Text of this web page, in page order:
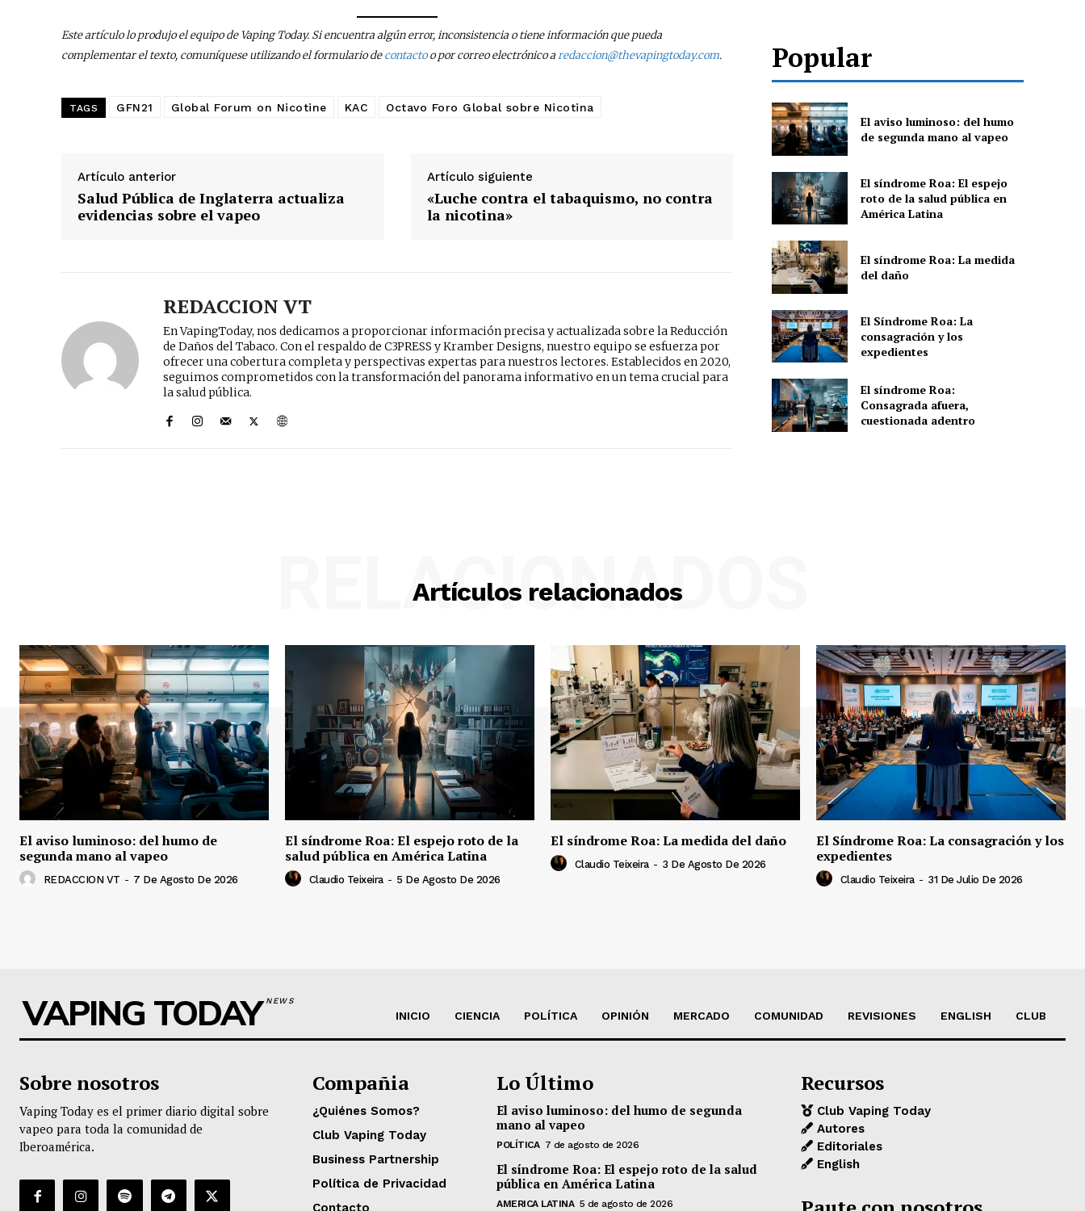
Este artículo lo produjo el equipo de Vaping Today. Si encuentra algún error, inconsistencia o tiene información que pueda
complementar el texto, comuníquese utilizando el formulario decontactoo por correo electrónico aredaccion@thevapingtoday.com.
TAGS GFN21 Global Forum on Nicotine KAC Octavo Foro Global sobre Nicotina
Artículo anterior
Salud Pública de Inglaterra actualiza
evidencias sobre el vapeo
Artículo siguiente
«Luche contra el tabaquismo, no contra
la nicotina»
REDACCION VT
En VapingToday, nos dedicamos a proporcionar información precisa y actualizada sobre la Reducción
de Daños del Tabaco. Con el respaldo de C3PRESS y Kramber Designs, nuestro equipo se esfuerza por
ofrecer una cobertura completa y perspectivas expertas para nuestros lectores. Establecidos en 2020,
seguimos comprometidos con la transformación del panorama informativo en un tema crucial para
la salud pública.
Popular
El aviso luminoso: del humo
de segunda mano al vapeo
El síndrome Roa: El espejo
roto de la salud pública en
América Latina
El síndrome Roa: La medida
del daño
El Síndrome Roa: La
consagración y los
expedientes
El síndrome Roa:
Consagrada afuera,
cuestionada adentro
Artículos relacionados
RELACIONADOS
El aviso luminoso: del humo de
segunda mano al vapeo
REDACCION VT - 7 De Agosto De 2026
El síndrome Roa: El espejo roto de la
salud pública en América Latina
Claudio Teixeira - 5 De Agosto De 2026
El síndrome Roa: La medida del daño
Claudio Teixeira - 3 De Agosto De 2026
El Síndrome Roa: La consagración y los
expedientes
Claudio Teixeira - 31 De Julio De 2026
VAPING TODAYNEWS
INICIO CIENCIA POLÍTICA OPINIÓN MERCADO COMUNIDAD REVISIONES ENGLISH CLUB
Sobre nosotros
Vaping Today es el primer diario digital sobre
vapeo para toda la comunidad de
Iberoamérica.
Compañia
¿Quiénes Somos?
Club Vaping Today
Business Partnership
Política de Privacidad
Contacto
Lo Último
El aviso luminoso: del humo de segunda
mano al vapeo
POLÍTICA 7 de agosto de 2026
El síndrome Roa: El espejo roto de la salud
pública en América Latina
AMERICA LATINA 5 de agosto de 2026
Recursos
Club Vaping Today
Autores
Editoriales
English